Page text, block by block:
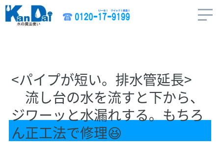
<パイプが短い。排水管延長>
流し台の水を流すと下から、
ジワーッと水漏れする。もちろ
ん正工法で修理😆